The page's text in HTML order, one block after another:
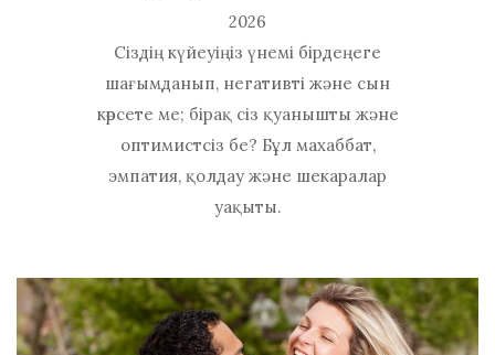
2026
Сіздің күйеуіңіз үнемі бірдеңеге
шағымданып, негативті және сын
көрсете ме; бірақ сіз қуанышты және
оптимистсіз бе? Бұл махаббат,
эмпатия, қолдау және шекаралар
уақыты.